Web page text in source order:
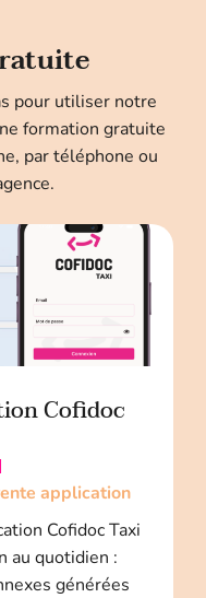
pour utiliser notre
formation gratuite
par téléphone ou
Cofidoc
application
Cofidoc Taxi
au quotidien :
générées